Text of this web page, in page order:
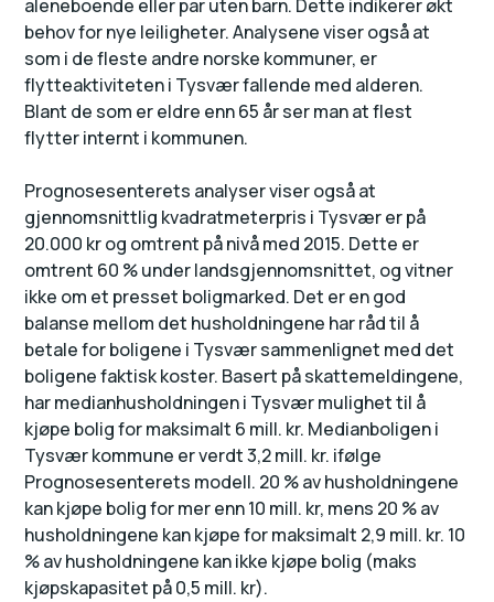
aleneboende eller par uten barn. Dette indikerer økt
behov for nye leiligheter. Analysene viser også at
som i de fleste andre norske kommuner, er
flytteaktiviteten i Tysvær fallende med alderen.
Blant de som er eldre enn 65 år ser man at flest
flytter internt i kommunen.
Prognosesenterets analyser viser også at
gjennomsnittlig kvadratmeterpris i Tysvær er på
20.000 kr og omtrent på nivå med 2015. Dette er
omtrent 60 % under landsgjennomsnittet, og vitner
ikke om et presset boligmarked. Det er en god
balanse mellom det husholdningene har råd til å
betale for boligene i Tysvær sammenlignet med det
boligene faktisk koster. Basert på skattemeldingene,
har medianhusholdningen i Tysvær mulighet til å
kjøpe bolig for maksimalt 6 mill. kr. Medianboligen i
Tysvær kommune er verdt 3,2 mill. kr. ifølge
Prognosesenterets modell. 20 % av husholdningene
kan kjøpe bolig for mer enn 10 mill. kr, mens 20 % av
husholdningene kan kjøpe for maksimalt 2,9 mill. kr. 10
% av husholdningene kan ikke kjøpe bolig (maks
kjøpskapasitet på 0,5 mill. kr).